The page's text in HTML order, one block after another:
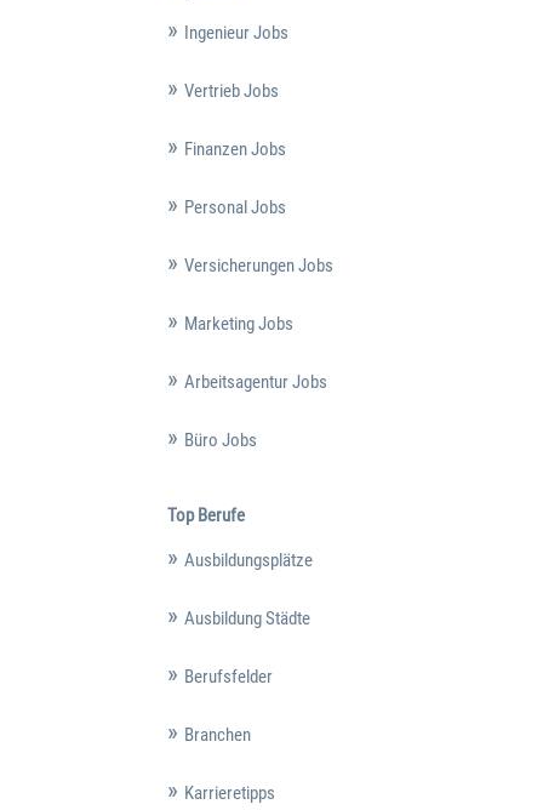
Ingenieur Jobs
Vertrieb Jobs
Finanzen Jobs
Personal Jobs
Versicherungen Jobs
Marketing Jobs
Arbeitsagentur Jobs
Büro Jobs
Top Berufe
Ausbildungsplätze
Ausbildung Städte
Berufsfelder
Branchen
Karrieretipps